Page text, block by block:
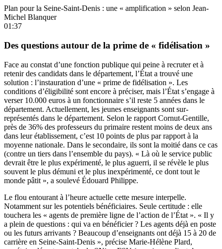
Plan pour la Seine-Saint-Denis : une « amplification » selon Jean-
Michel Blanquer
01:37
Des questions autour de la prime de « fidélisation »
Face au constat d’une fonction publique qui peine à recruter et à
retenir des candidats dans le département, l’État a trouvé une
solution : l’instauration d’une « prime de fidélisation ». Les
conditions d’éligibilité sont encore à préciser, mais l’État s’engage à
verser 10.000 euros à un fonctionnaire s’il reste 5 années dans le
département. Actuellement, les jeunes enseignants sont sur-
représentés dans le département. Selon le rapport Cornut-Gentille,
près de 36% des professeurs du primaire restent moins de deux ans
dans leur établissement, c’est 10 points de plus par rapport à la
moyenne nationale. Dans le secondaire, ils sont la moitié dans ce cas
(contre un tiers dans l’ensemble du pays). « Là où le service public
devrait être le plus expérimenté, le plus aguerri, il se révèle le plus
souvent le plus démuni et le plus inexpérimenté, ce dont tout le
monde pâtit », a soulevé Édouard Philippe.
Le flou entourant à l’heure actuelle cette mesure interpelle.
Notamment sur les potentiels bénéficiaires. Seule certitude : elle
touchera les « agents de première ligne de l’action de l’État ». « Il y
a plein de questions : qui va en bénéficier ? Les agents déjà en poste
ou les futurs arrivants ? Beaucoup d’enseignants ont déjà 15 à 20 de
carrière en Seine-Saint-Denis », précise Marie-Hélène Plard,